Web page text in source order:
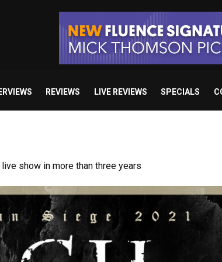
REVIEWS LIVE REVIEWS SPECIALS
live show in more than three years